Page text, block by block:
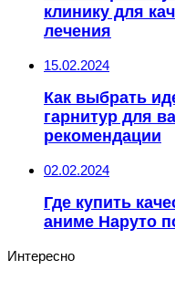
клинику для
лечения
15.02.2024
Как выбрать
гарнитур для
рекомендации
02.02.2024
Где купить
аниме Наруто
Интересно